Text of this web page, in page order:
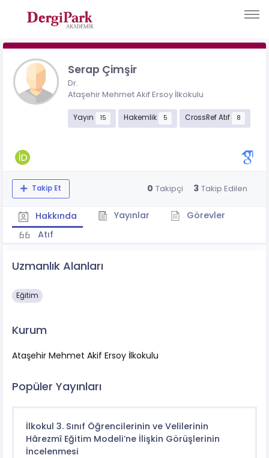
Serap Çimşir
Dr.
Ataşehir Mehmet Akif Ersoy İlkokulu
Yayın 15 Hakemlik 5 CrossRef Atıf 8
Takip Et 0 Takipçi 3 Takip Edilen
Hakkında Yayınlar
Görevler
Atıf
Uzmanlık Alanları
Eğitim
Kurum
Ataşehir Mehmet Akif Ersoy İlkokulu
Popüler Yayınları
İlkokul 3. Sınıf Öğrencilerinin ve Velilerinin
Hârezmî Eğitim Modeli’ne İlişkin Görüşlerinin
İncelenmesi